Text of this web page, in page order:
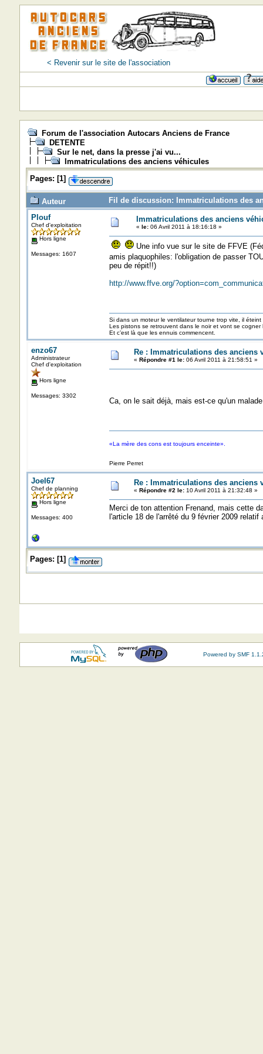
< Revenir sur le site de l'association
Forum de l'association Autocars Anciens de France
DETENTE
Sur le net, dans la presse j'ai vu...
Immatriculations des anciens véhicules
Pages: [1]
Auteur
Fil de discussion: Immatriculations des
Plouf
Chef d'exploitation
Hors ligne
Messages: 1607
Immatriculations des anciens
« le:06 Avril 2011 à 18:16:18 »
Une info vue sur le site de FFVE
amis plaquophiles: l'obligation de passer
peu de répit!!)
http://www.ffve.org/
Si dans un moteur le ventilateur tourne trop vite, il éteint
Les pistons se retrouvent dans le noir et vont se
Et c’est là que les ennuis commencent.
enzo67
Administrateur
Chef d'exploitation
Hors ligne
Messages: 3302
Re : Immatriculations des anciens
« Répondre #1 le:06 Avril 2011 à 21:58:51 »
Ca, on le sait déjà, mais est-ce qu'un
«La mère des cons est toujours enceinte».
Pierre Perret
Joel67
Chef de planning
Hors ligne
Messages: 400
Re : Immatriculations des anciens
« Répondre #2 le:10 Avril 2011 à 21:32:48 »
Merci de ton attention Frenand, mais cette
l'article 18 de l'arrêté du 9 février 2009
Pages: [1]
Powered by SMF